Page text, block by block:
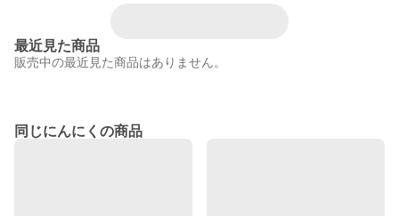
最近見た商品
販売中の最近見た商品はありません。
同じにんにくの商品